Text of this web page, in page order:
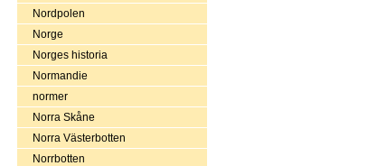
Nordpolen
Norge
Norges historia
Normandie
normer
Norra Skåne
Norra Västerbotten
Norrbotten